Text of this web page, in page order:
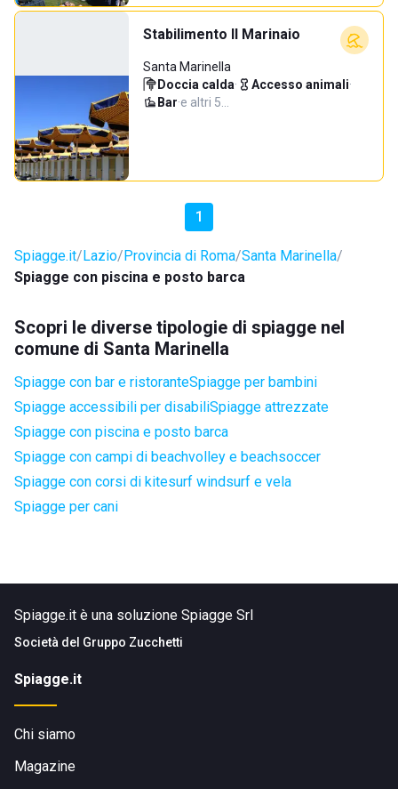
Stabilimento Il Marinaio
Santa Marinella
Doccia calda· Accesso animali·
Bar·e altri 5…
1
Spiagge.it Lazio Provincia di Roma Santa Marinella
Spiagge con piscina e posto barca
Scopri le diverse tipologie di spiagge nel
comune di Santa Marinella
Spiagge con bar e ristoranteSpiagge per bambini
Spiagge accessibili per disabiliSpiagge attrezzate
Spiagge con piscina e posto barca
Spiagge con campi di beachvolley e beachsoccer
Spiagge con corsi di kitesurf windsurf e vela
Spiagge per cani
Spiagge.it è una soluzione Spiagge Srl
Società del Gruppo Zucchetti
Spiagge.it
Chi siamo
Magazine